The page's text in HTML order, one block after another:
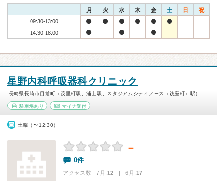
月 火 水 木 金 土 日 祝
09:30-13:00
14:30-18:00
星野内科呼吸器科クリニック
長崎県長崎市目覚町（茂里町駅、浦上駅、スタジアムシティノース（銭座町）駅）
駐車場あり マイナ受付
土曜（〜12:30）
－
0件
アクセス数 7月:12 | 6月:17